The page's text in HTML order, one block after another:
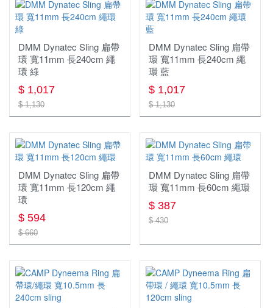
DMM Dynatec Sling 扁帶
環 寬11mm 長240cm 繩
環 綠
$ 1,017
$ 1,130
DMM Dynatec Sling 扁帶
環 寬11mm 長240cm 繩
環 藍
$ 1,017
$ 1,130
DMM Dynatec Sling 扁帶
環 寬11mm 長120cm 繩
環
$ 594
$ 660
DMM Dynatec Sling 扁帶
環 寬11mm 長60cm 繩環
$ 387
$ 430